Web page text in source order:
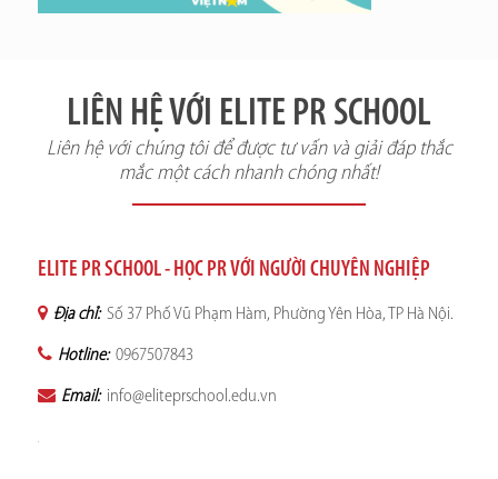
LIÊN HỆ VỚI ELITE PR SCHOOL
Liên hệ với chúng tôi để được tư vấn và giải đáp thắc
mắc một cách nhanh chóng nhất!
ELITE PR SCHOOL - HỌC PR VỚI NGƯỜI CHUYÊN NGHIỆP
Địa chỉ: Số 37 Phố Vũ Phạm Hàm, Phường Yên Hòa, TP Hà Nội.
Hotline: 0967507843
Email: info@eliteprschool.edu.vn